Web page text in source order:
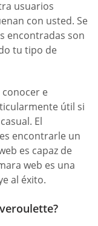
usuarios
con usted. Se
encontradas son
tu tipo de
e
útil si
El
encontrarle un
es capaz de
web es una
al éxito.